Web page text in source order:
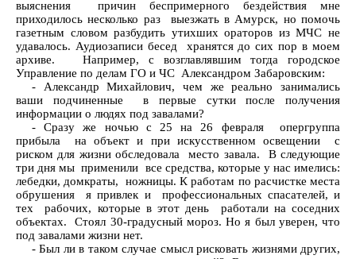
выяснения причин беспримерного бездействия мне
приходилось несколько раз выезжать в Амурск, но помочь
газетным словом разбудить утихших ораторов из МЧС не
удавалось. Аудиозаписи бесед хранятся до сих пор в моем
архиве. Например, с возглавлявшим тогда городское
Управление по делам ГО и ЧС Александром Забаровским:
- Александр Михайлович, чем же реально занимались
ваши подчиненные в первые сутки после получения
информации о людях под завалами?
- Сразу же ночью с 25 на 26 февраля опергруппа
прибыла на объект и при искусственном освещении с
риском для жизни обследовала место завала. В следующие
три дня мы применили все средства, которые у нас имелись:
лебедки, домкраты, ножницы. К работам по расчистке места
обрушения я привлек и профессиональных спасателей, и
тех рабочих, которые в этот день работали на соседних
объектах. Стоял 30-градусный мороз. Но я был уверен, что
под завалами жизни нет.
- Был ли в таком случае смысл рисковать жизнями других,